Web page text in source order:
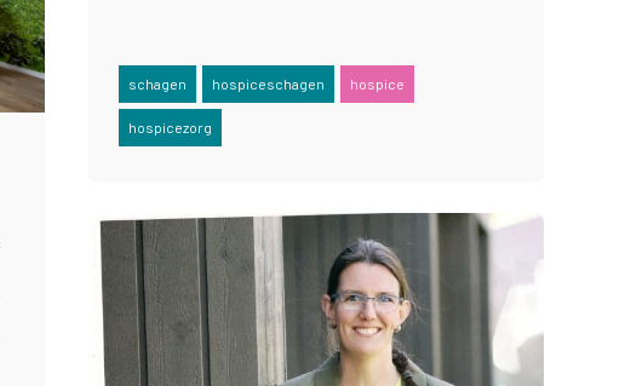
schagen hospiceschagen hospice
hospicezorg